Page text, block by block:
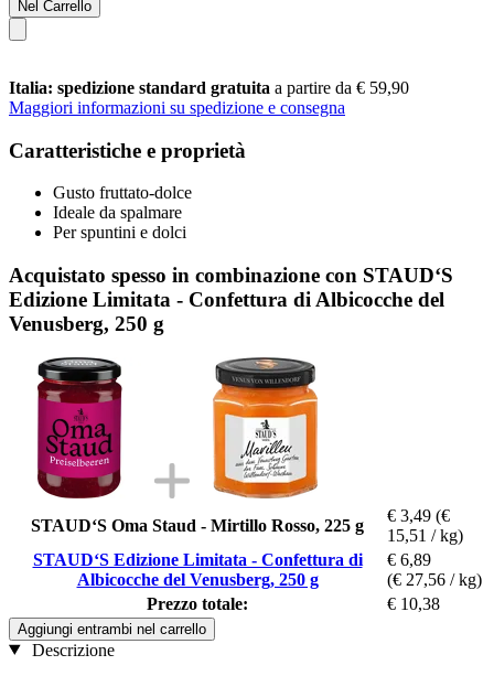
Nel Carrello
Italia: spedizione standard gratuita a partire da € 59,90
Maggiori informazioni su spedizione e consegna
Caratteristiche e proprietà
Gusto fruttato-dolce
Ideale da spalmare
Per spuntini e dolci
Acquistato spesso in combinazione con STAUD‘S
Edizione Limitata - Confettura di Albicocche del
Venusberg, 250 g
STAUD‘S Oma Staud - Mirtillo Rosso, 225 g
€ 3,49 (€
15,51 / kg)
STAUD‘S Edizione Limitata - Confettura di
Albicocche del Venusberg, 250 g
€ 6,89
(€ 27,56 / kg)
Prezzo totale:
€ 10,38
Aggiungi entrambi nel carrello
Descrizione